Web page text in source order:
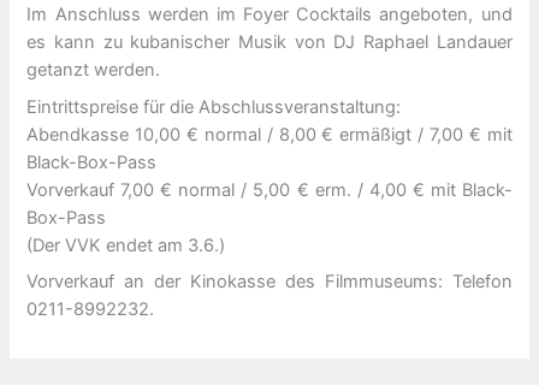
Im Anschluss werden im Foyer Cocktails angeboten, und
es kann zu kubanischer Musik von DJ Raphael Landauer
getanzt werden.
Eintrittspreise für die Abschlussveranstaltung:
Abendkasse 10,00 € normal / 8,00 € ermäßigt / 7,00 € mit
Black-Box-Pass
Vorverkauf 7,00 € normal / 5,00 € erm. / 4,00 € mit Black-
Box-Pass
(Der VVK endet am 3.6.)
Vorverkauf an der Kinokasse des Filmmuseums: Telefon
0211-8992232.